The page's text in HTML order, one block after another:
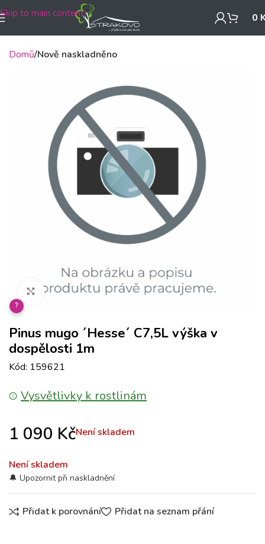
Skip to main content 0
Domů Nově naskladněno
Klikněte pro zvětšení
?
Pinus mugo ´Hesse´ C7,5L výška v
dospělosti 1m
Kód: 159621
Vysvětlivky k rostlinám
1 090 KčNení skladem
Není skladem
Přidat k porovnání Přidat na seznam přání